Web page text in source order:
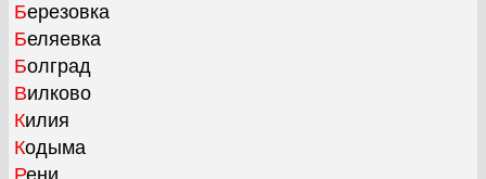
Березовка
Беляевка
Болград
Вилково
Килия
Кодыма